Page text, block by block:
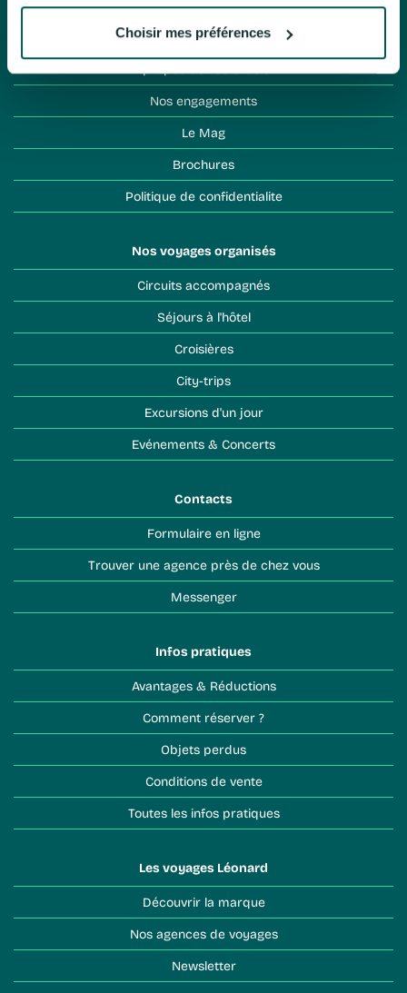
Choisir mes préférences
Léo évasion
À propos de Léo évasion
Nos engagements
Le Mag
Brochures
Politique de confidentialite
Nos voyages organisés
Circuits accompagnés
Séjours à l'hôtel
Croisières
City-trips
Excursions d'un jour
Evénements & Concerts
Contacts
Formulaire en ligne
Trouver une agence près de chez vous
Messenger
Infos pratiques
Avantages & Réductions
Comment réserver ?
Objets perdus
Conditions de vente
Toutes les infos pratiques
Les voyages Léonard
Découvrir la marque
Nos agences de voyages
Newsletter